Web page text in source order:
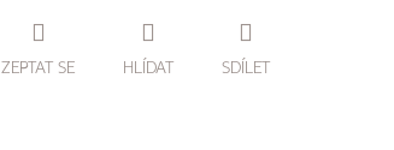
ZEPTAT SE HLÍDAT SDÍLET